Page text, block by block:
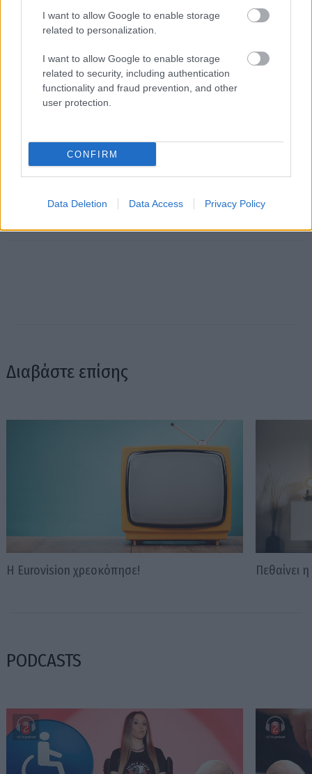
I want to allow Google to enable storage
related to personalization.
I want to allow Google to enable storage
related to security, including authentication
functionality and fraud prevention, and other
user protection.
CONFIRM
Data Deletion Data Access Privacy Policy
Διαβάστε επίσης
Η Eurovision χρεοκόπησε! Πεθαίνει
PODCASTS